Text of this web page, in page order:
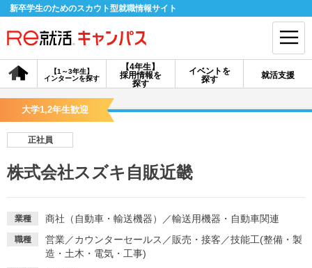
新卒学生のためのスカウト型就職情報サイト
【4年生】
採用情報を
探す
【1～3年生】
インターンを探す
イベントを
探す
就活支援
会員登録 ログイン
探す
イベントを探す スカウト
大学1,2年生歓迎
正社員
株式会社スズキ自販近畿
業種 商社（自動車・輸送機器） ／輸送用機器・自動車関連
職種 営業／カウンターセールス ／販売・接客 ／技能工(整備・製
造・土木・電気・工事)